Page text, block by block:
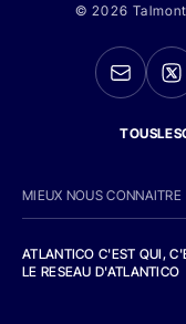
© 2026
MIEUX NOUS CONNAITRE
ATLANTICO C'EST QUI,
LE RESEAU D'ATLANTICO